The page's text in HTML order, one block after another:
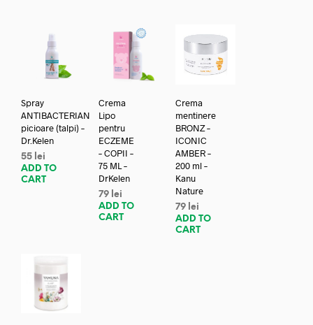
Spray
ANTIBACTERIAN
picioare (talpi) –
Dr.Kelen
55 lei
ADD TO
CART
Crema
Lipo
pentru
ECZEME
– COPII –
75 ML –
DrKelen
79 lei
ADD TO
CART
Crema
mentinere
BRONZ –
ICONIC
AMBER –
200 ml –
Kanu
Nature
79 lei
ADD TO
CART